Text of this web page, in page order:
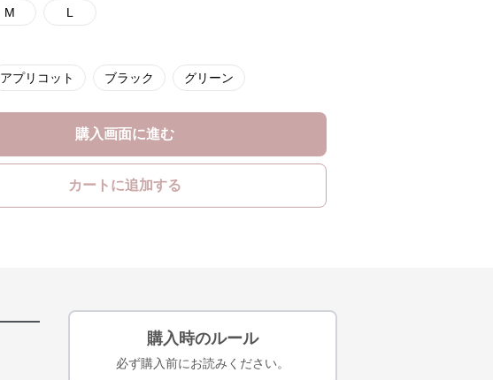
M L
アプリコット ブラック グリーン
購入画面に進む
カートに追加する
購入時のルール
必ず購入前にお読みください。